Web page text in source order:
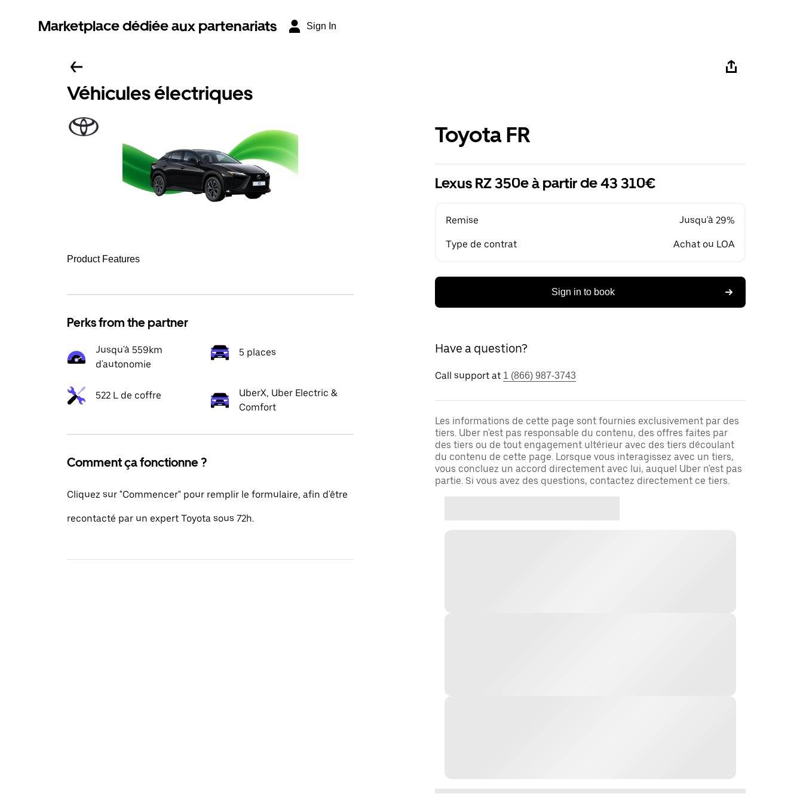
Marketplace dédiée aux partenariats Sign In
Véhicules électriques
Product Features
Perks from the partner
Jusqu'à 559km
d'autonomie
5 places
522 L de coffre
UberX, Uber Electric &
Comfort
Comment ça fonctionne ?
Cliquez sur "Commencer" pour remplir le formulaire, afin d'être
recontacté par un expert Toyota sous 72h.
Toyota FR
Lexus RZ 350e à partir de 43 310€
Remise Jusqu'à 29%
Type de contrat Achat ou LOA
Sign in to book
Have a question?
Call support at 1 (866) 987-3743
Les informations de cette page sont fournies exclusivement par des
tiers. Uber n'est pas responsable du contenu, des offres faites par
des tiers ou de tout engagement ultérieur avec des tiers découlant
du contenu de cette page. Lorsque vous interagissez avec un tiers,
vous concluez un accord directement avec lui, auquel Uber n'est pas
partie. Si vous avez des questions, contactez directement ce tiers.